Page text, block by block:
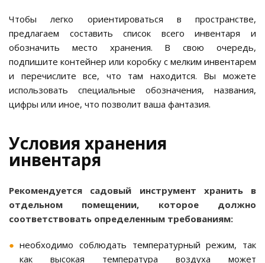
Чтобы легко ориентироваться в пространстве,
предлагаем составить список всего инвентаря и
обозначить место хранения. В свою очередь,
подпишите контейнер или коробку с мелким инвентарем
и перечислите все, что там находится. Вы можете
использовать специальные обозначения, названия,
цифры или иное, что позволит ваша фантазия.
Условия хранения
инвентаря
Рекомендуется садовый инструмент хранить в
отдельном помещении, которое должно
соответствовать определенным требованиям:
необходимо соблюдать температурный режим, так
как высокая температура воздуха может